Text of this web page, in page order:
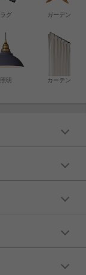
ラグ
カーテン
照明
ガーデン